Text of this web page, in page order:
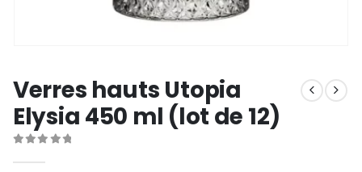
Verres hauts Utopia
Elysia 450 ml (lot de 12)